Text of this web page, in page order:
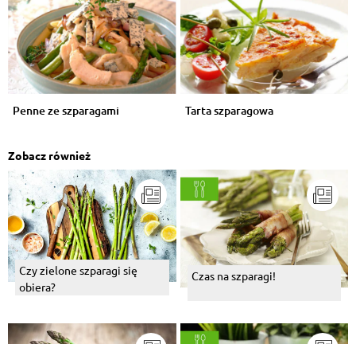
Penne ze szparagami Tarta szparagowa
Zobacz również
Czy zielone szparagi się
obiera?
Czas na szparagi!